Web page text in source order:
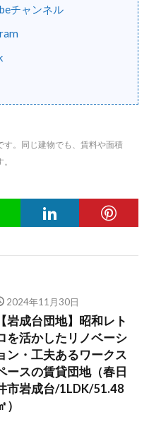
チャンネル
。同じ建物でも、賃料や面積
2024年11月30日
【岩成台団地】昭和レト
を活かしたリノベーシ
ン・工夫あるワークス
ースの賃貸団地（春日
市岩成台/1LDK/51.48
）